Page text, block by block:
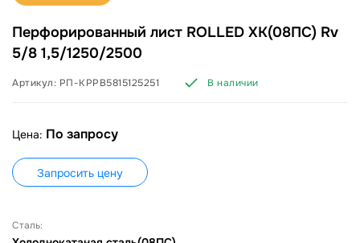
Перфорированный лист ROLLED ХК(08ПС) Rv
5/8 1,5/1250/2500
Артикул: РП-КРРВ5815125251 В наличии
Цена: По запросу
Запросить цену
Сталь: